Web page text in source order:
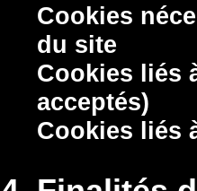
Cookies
du site
Cookies liés
acceptés)
Cookies liés